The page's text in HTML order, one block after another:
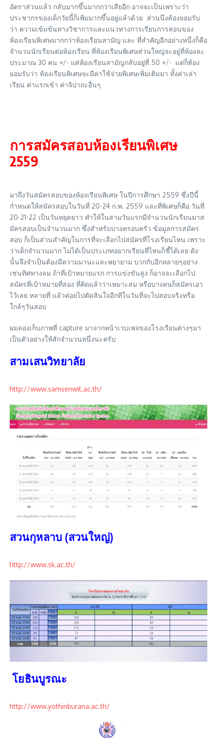
อัตราส่วนแล้ว กลับมากขึ้นมากกว่าเสียอีก อาจจะเป็นเพราะว่า
ประชากรของเด็กวัยนี้ก็เพิ่มมากขึ้นอยู่แล้วด้วย ส่วนนึงต้องยอมรับ
ว่า ความเข้มข้นทางวิชาการและแนวทางการเรียนการสอนของ
ห้องเรียนพิเศษมากกว่าห้องเรียนสามัญ และ ที่สำคัญอีกอย่างหนึ่งก็คือ
จำนวนนักเรียนต่อห้องเรียน ที่ห้องเรียนพิเศษส่วนใหญ่จะอยู่ที่ห้องละ
ประมาณ 30 คน +/- แต่ห้องเรียนสามัญกลับอยู่ที่ 50 +/- แต่ก็ต้อง
ยอมรับว่า ห้องเรียนพิเศษจะมีค่าใช้จ่ายพิเศษเพิ่มเติมมา ทั้งค่าเล่า
เรียน ค่าแรกเข้า ค่าจิปาถะอื่นๆ
การสมัครสอบห้องเรียนพิเศษ
2559
มาถึงวันสมัครสอบของห้องเรียนพิเศษ ในปีการศึกษา 2559 ซึ่งปีนี้
กำหนดให้สมัครสอบในวันที่ 20-24 ก.พ. 2559 และที่พิเศษก็คือ วันที่
20-21-22 เป็นวันหยุดยาว ทำให้ในสามวันแรกมีจำนวนนักเรียนมาส
มัครสอบเป็นจำนวนมาก ซึ่งสำหรับบางครอบครัว ข้อมูลการสมัคร
สอบ ก็เป็นส่วนสำคัญในการที่จะเลือกไปสมัครที่โรงเรียนไหน เพราะ
ว่าเด็กจำนวนมาก ไม่ได้เป็นประเภทอยากเรียนที่ไหนก็ชี้ได้เลย ดัง
นั้นจึงจำเป็นต้องมีความมานะและพยายาม บวกกับอีกหลายๆอย่าง
เช่นทิศทางลม ถ้าที่เป้าหมายแรก การแข่งขันสูง ก็อาจจะเลือกไป
สมัครที่เป้าหมายที่สอง ที่คิดแล้วว่าเหมาะสม หรือบางคนก็สมัครเอา
ไว้เลย หลายที่ แล้วค่อยไปตัดสินใจอีกทีในวันที่จะไปสอบจริงหรือ
ใกล้ๆวันสอบ
ผมลองเก็บภาพที่ capture มาจากหน้าเวบเพจของโรงเรียนต่างๆมา
เป็นตัวอย่างให้สักจำนวนหนึ่งนะครับ
สามเสนวิทยาลัย
http://www.samsenwit.ac.th/
สวนกุหลาบ (สวนใหญ่)
http://www.sk.ac.th/
โยธินบูรณะ
http://www.yothinburana.ac.th/